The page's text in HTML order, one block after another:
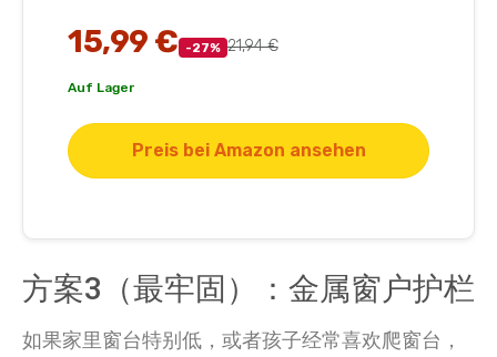
15,99 € -27% 21,94 €
Auf Lager
Preis bei Amazon ansehen
方案3（最牢固）：金属窗户护栏
如果家里窗台特别低，或者孩子经常喜欢爬窗台，